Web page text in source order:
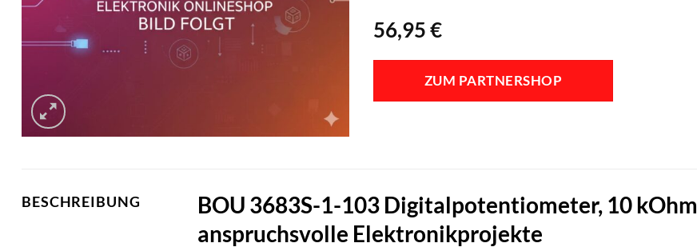
56,95€
ZUM PARTNERSHOP
BESCHREIBUNG
BOU 3683S-1-103 Digitalpotentiometer, 10
anspruchsvolle Elektronikprojekte